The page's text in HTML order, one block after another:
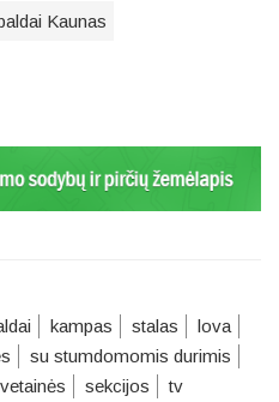
Kaunas
kampas stalas
lova
su stumdomomis durimis
sekcijos tv